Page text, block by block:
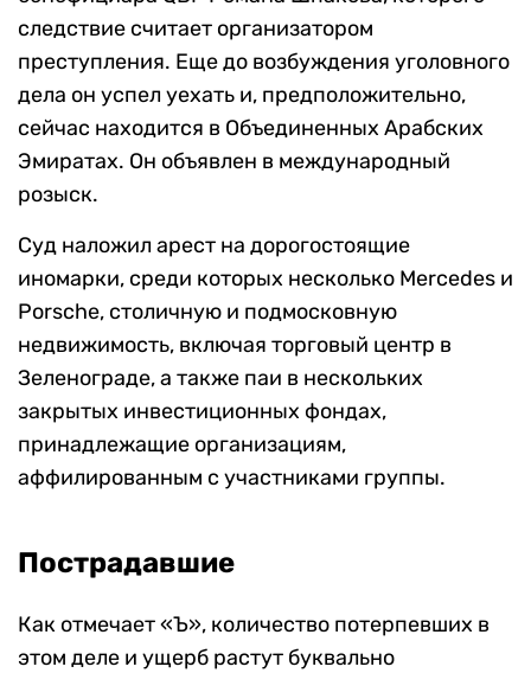
следствие считает организатором
преступления. Еще до возбуждения уголовного
дела он успел уехать и, предположительно,
сейчас находится в Объединенных Арабских
Эмиратах. Он объявлен в международный
розыск.
Суд наложил арест на дорогостоящие
иномарки, среди которых несколько Mercedes и
Porsche, столичную и подмосковную
недвижимость, включая торговый центр в
Зеленограде, а также паи в нескольких
закрытых инвестиционных фондах,
принадлежащие организациям,
аффилированным с участниками группы.
Пострадавшие
Как отмечает «Ъ», количество потерпевших в
этом деле и ущерб растут буквально